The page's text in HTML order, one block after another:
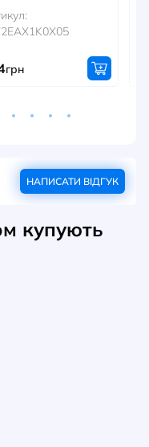
грн
НАПИСАТИ ВІДГУК
купують